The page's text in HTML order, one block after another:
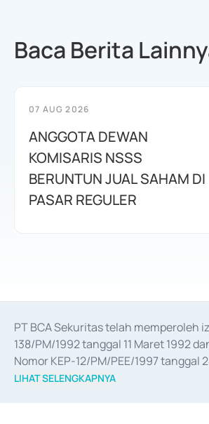
Baca Berita
07 AUG 2026
ANGGOTA DEWAN
KOMISARIS NSSS
BERUNTUN JUAL SAHAM DI
PASAR REGULER
PT BCA Sekuritas telah memperoleh
138/PM/1992 tanggal 11 Maret 1992
Nomor KEP-12/PM/PEE/1997 tanggal
merger, akuisisi, divestasi, dan
LIHAT SELENGKAPNYA